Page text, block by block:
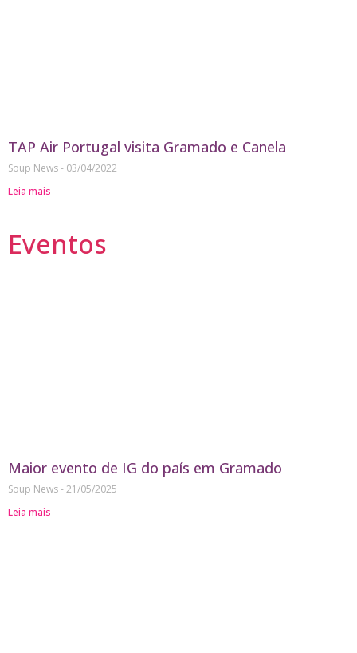
TAP Air Portugal visita Gramado e Canela
Soup News
03/04/2022
Leia mais
Eventos
Maior evento de IG do país em Gramado
Soup News 21/05/2025
Leia mais